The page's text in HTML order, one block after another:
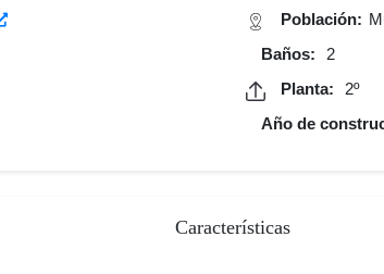
Población:
Baños:
2
Planta:
2º
Año de
Características